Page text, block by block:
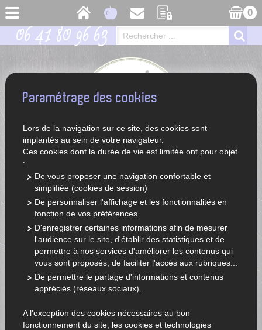
0
06 41 80 96 63
ACCUEIL LÉGUMES ET FRUITS DE SAISON
FRUITS
JUS DE FRUITS
CHOISIR UNE CATÉGORIE
Fruits : Jus de fruits
Paramétrage des cookies
Lors de la navigation sur ce site, des cookies sont
implantés au sein de votre navigateur.
Ces cookies dont la durée de vie est limitée ont pour objet
:
De vous proposer une navigation confortable et
simplifiée (cookies de session)
De personnaliser l'affichage et les fonctionnalités en
fonction de vos préférences
D'enregistrer certaines informations afin de mesurer
l'audience sur le site, d'établir des statistiques et de
permettre à nos services d'améliorer les contenus qui
vous sont proposés, de faciliter l'accès aux rubriques...
De permettre le partage d'informations et contenus
appréciés (réseaux sociaux).
A l'exception des cookies nécessaires au bon
fonctionnement du site, les cookies et technologies